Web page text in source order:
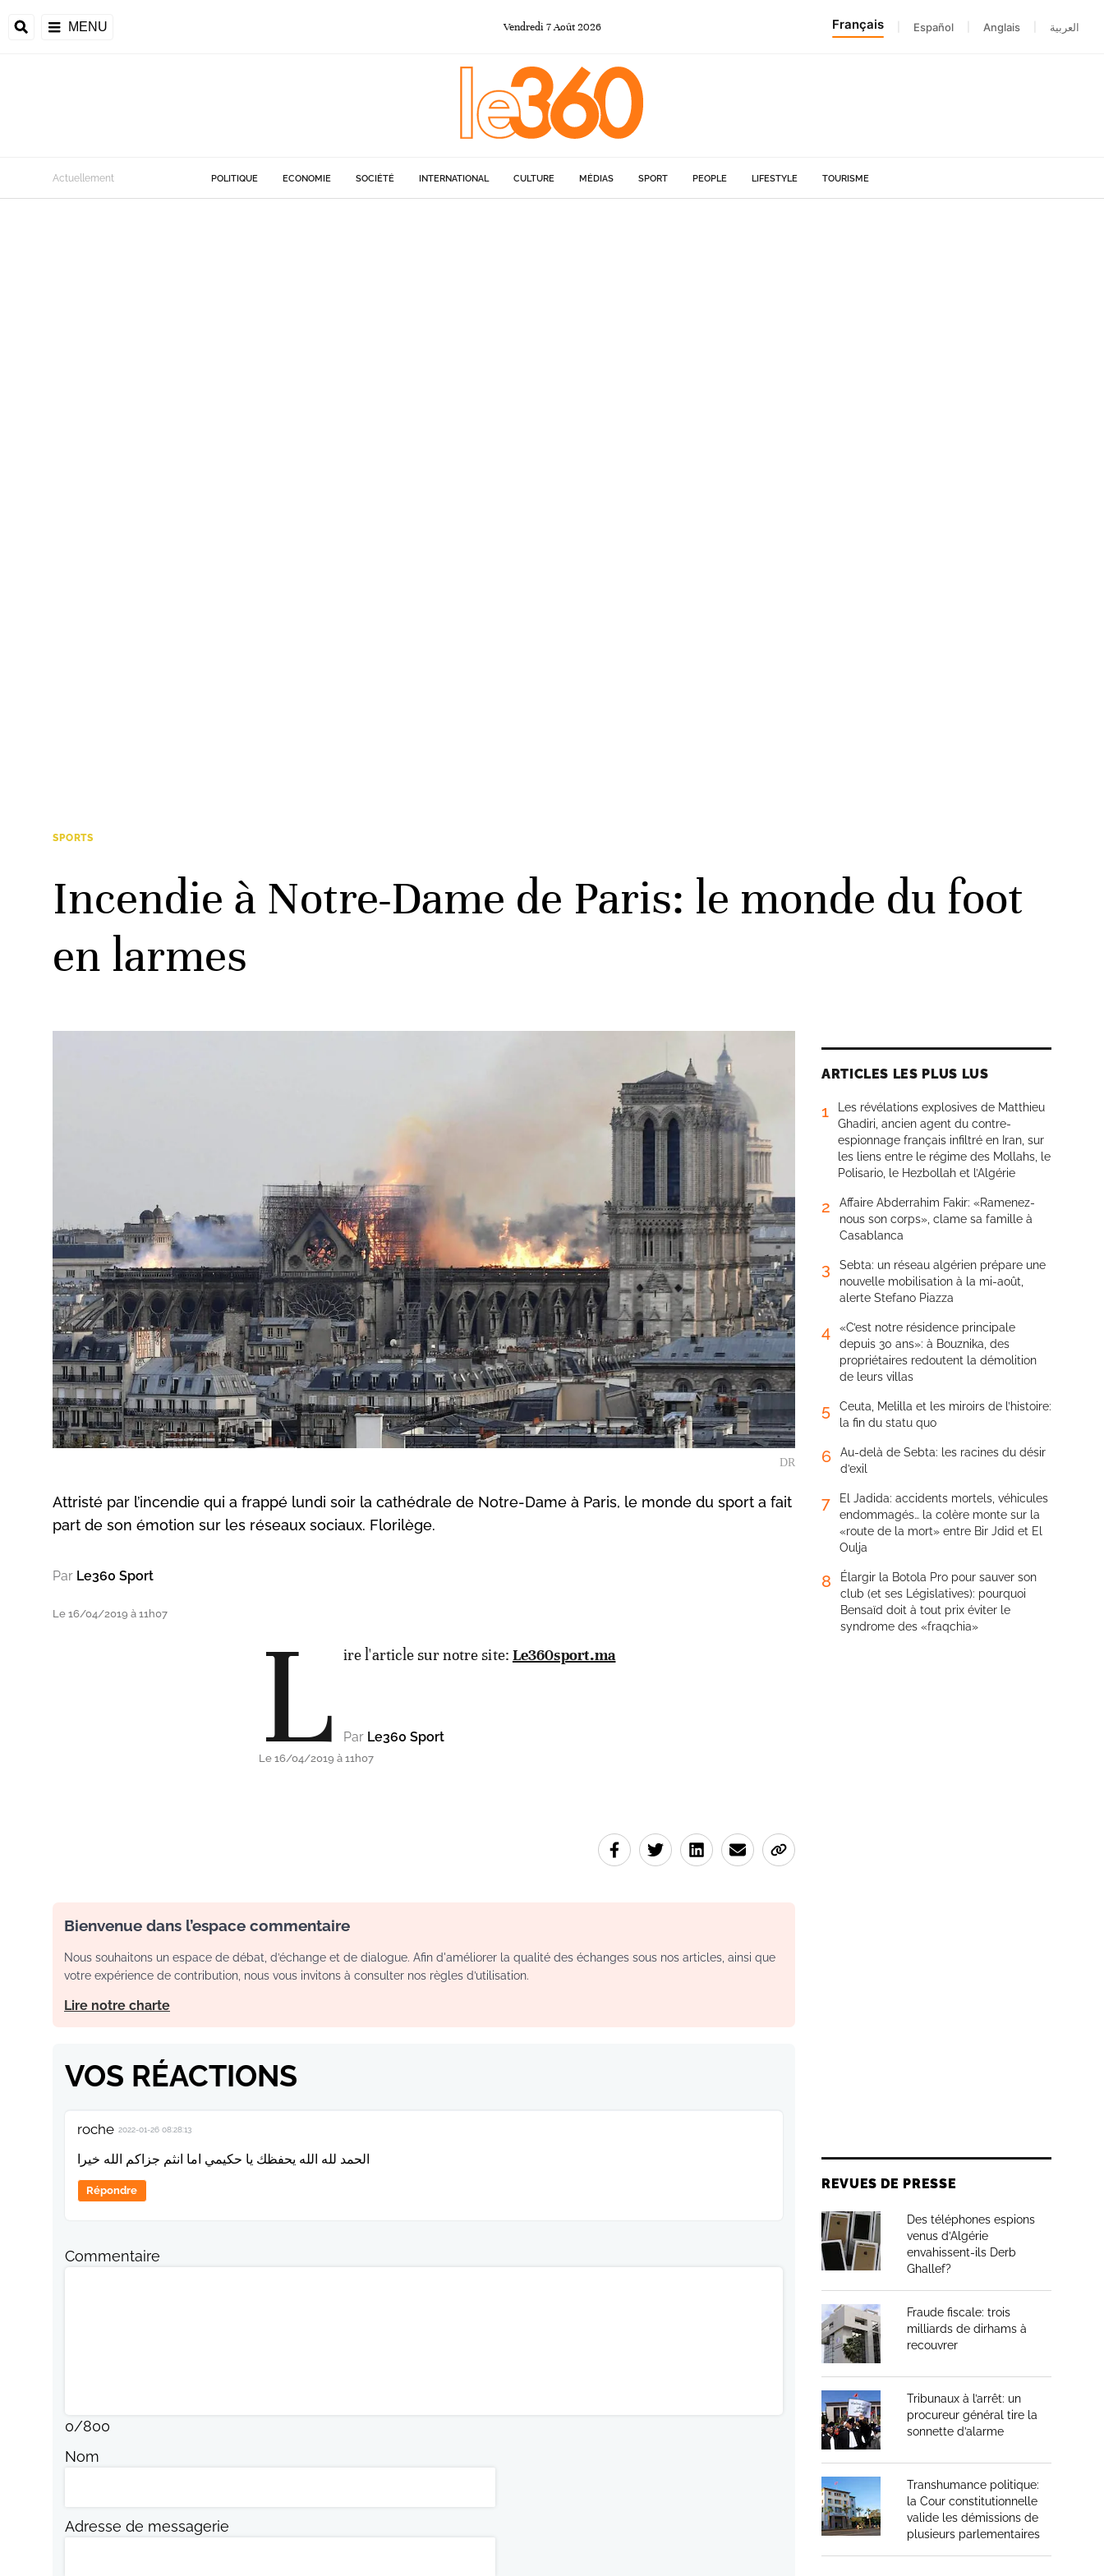
MENU Vendredi 7Août 2026 Français Español Anglais العربية
Actuellement POLITIQUE ECONOMIE SOCIÉTÉ INTERNATIONAL CULTURE MÉDIAS SPORT PEOPLE LIFESTYLE TOURISME
SPORTS
Incendie à Notre-Dame de Paris: le monde du foot
en larmes
DR
Attristé par l’incendie qui a frappé lundi soir la cathédrale de Notre-Dame à Paris, le monde du sport a fait
part de son émotion sur les réseaux sociaux. Florilège.
Par Le360 Sport
Le 16/04/2019 à 11h07 L ire l'article sur notre site: Le360sport.ma
Par Le360 Sport
Le 16/04/2019 à 11h07
Bienvenue dans l’espace commentaire
Nous souhaitons un espace de débat, d’échange et de dialogue. Afin d'améliorer la qualité des échanges sous nos articles, ainsi que
votre expérience de contribution, nous vous invitons à consulter nos règles d’utilisation.
Lire notre charte
VOS RÉACTIONS
roche 2022-01-26 08:28:13
الحمد لله الله يحفظك يا حكيمي اما انثم جزاكم الله خيرا
Répondre
Commentaire
0/800
Nom
Adresse de messagerie
ARTICLES LES PLUS LUS
1
Les révélations explosives de Matthieu
Ghadiri, ancien agent du contre-
espionnage français infiltré en Iran, sur
les liens entre le régime des Mollahs, le
Polisario, le Hezbollah et l’Algérie
2
Affaire Abderrahim Fakir: «Ramenez-
nous son corps», clame sa famille à
Casablanca
3
Sebta: un réseau algérien prépare une
nouvelle mobilisation à la mi-août,
alerte Stefano Piazza
4
«C’est notre résidence principale
depuis 30 ans»: à Bouznika, des
propriétaires redoutent la démolition
de leurs villas
5
Ceuta, Melilla et les miroirs de l’histoire:
la fin du statu quo
6
Au-delà de Sebta: les racines du désir
d’exil
7
El Jadida: accidents mortels, véhicules
endommagés… la colère monte sur la
«route de la mort» entre Bir Jdid et El
Oulja
8
Élargir la Botola Pro pour sauver son
club (et ses Législatives): pourquoi
Bensaïd doit à tout prix éviter le
syndrome des «fraqchia»
REVUES DE PRESSE
Des téléphones espions
venus d’Algérie
envahissent-ils Derb
Ghallef?
Fraude fiscale: trois
milliards de dirhams à
recouvrer
Tribunaux à l’arrêt: un
procureur général tire la
sonnette d’alarme
Transhumance politique:
la Cour constitutionnelle
valide les démissions de
plusieurs parlementaires